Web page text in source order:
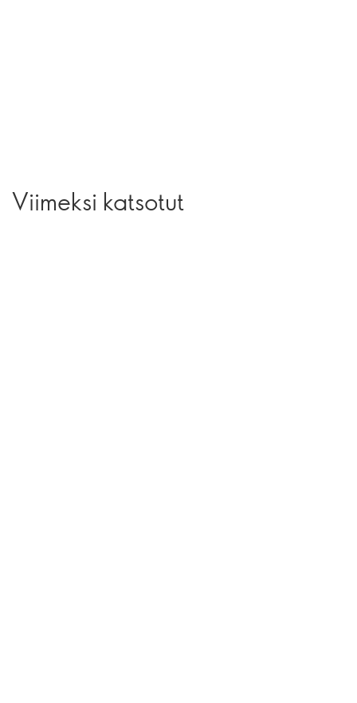
Viimeksi katsotut